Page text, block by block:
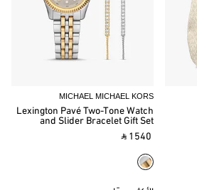
MICHAEL MICHAEL KORS
Lexington Pavé Two-Tone Watch
and Slider Bracelet Gift Set
‎ ⃁ 1540 ‎